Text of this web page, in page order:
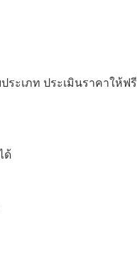
ะเภท ประเมินราคาให้ฟรี
ด้